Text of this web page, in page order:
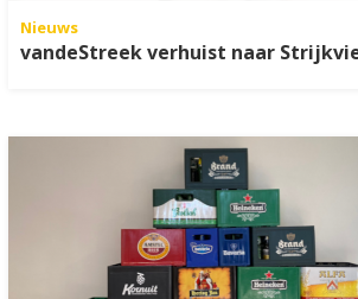
Nieuws
vandeStreek verhuist naar